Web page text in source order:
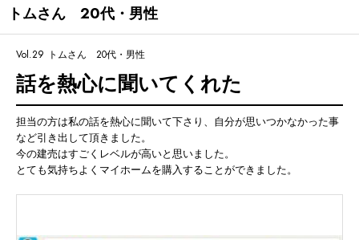
トムさん 20代・男性
Vol.29 トムさん 20代・男性
話を熱心に聞いてくれた
担当の方は私の話を熱心に聞いて下さり、自分が思いつかなかった事
など引き出して頂きました。
今の建売はすごくレベルが高いと思いました。
とても気持ちよくマイホームを購入することができました。